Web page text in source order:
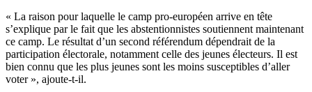
« La raison pour laquelle le camp pro-européen arrive en tête
s’explique par le fait que les abstentionnistes soutiennent maintenant
ce camp. Le résultat d’un second référendum dépendrait de la
participation électorale, notamment celle des jeunes électeurs. Il est
bien connu que les plus jeunes sont les moins susceptibles d’aller
voter », ajoute-t-il.